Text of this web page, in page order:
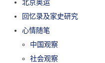
北京奥运
回忆录及家史研究
心情随笔
中国观察
社会观察